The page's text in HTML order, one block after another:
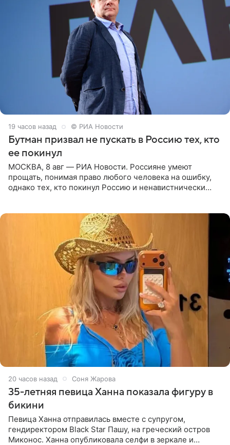
19 часов назад © РИА Новости
Бутман призвал не пускать в Россию тех, кто
ее покинул
МОСКВА, 8 авг — РИА Новости. Россияне умеют
прощать, понимая право любого человека на ошибку,
однако тех, кто покинул Россию и ненавистнически
20 часов назад Соня Жарова
35-летняя певица Ханна показала фигуру в
бикини
Певица Ханна отправилась вместе с супругом,
гендиректором Black Star Пашу, на греческий остров
Миконос. Ханна опубликовала селфи в зеркале и